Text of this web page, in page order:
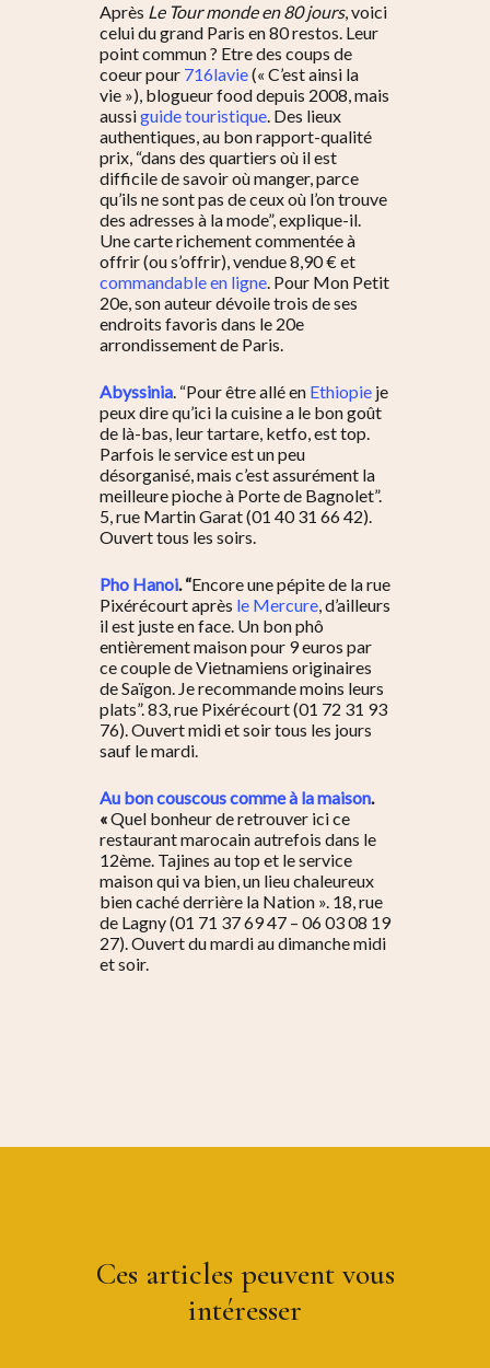
Après Le Tour monde en 80 jours, voici
celui du grand Paris en 80 restos. Leur
point commun ? Etre des coups de
coeur pour 716lavie(« C’est ainsi la
vie »), blogueur food depuis 2008, mais
aussiguide touristique. Des lieux
authentiques, au bon rapport-qualité
prix, “dans des quartiers où il est
difficile de savoir où manger, parce
qu’ils ne sont pas de ceux où l’on trouve
des adresses à la mode”, explique-il.
Une carte richement commentée à
offrir (ou s’offrir), vendue 8,90 € et
commandable en ligne. Pour Mon Petit
20e, son auteur dévoile trois de ses
endroits favoris dans le 20e
arrondissement de Paris.
Abyssinia. “Pour être allé en Ethiopieje
peux dire qu’ici la cuisine a le bon goût
de là-bas, leur tartare, ketfo, est top.
Parfois le service est un peu
désorganisé, mais c’est assurément la
meilleure pioche à Porte de Bagnolet”.
5, rue Martin Garat (01 40 31 66 42).
Ouvert tous les soirs.
Pho Hanoi. “Encore une pépite de la rue
Pixérécourt après le Mercure, d’ailleurs
il est juste en face. Un bon phô
entièrement maison pour 9 euros par
ce couple de Vietnamiens originaires
de Saïgon. Je recommande moins leurs
plats”. 83, rue Pixérécourt (01 72 31 93
76). Ouvert midi et soir tous les jours
sauf le mardi.
Au bon couscous comme à la maison.
«Quel bonheur de retrouver ici ce
restaurant marocain autrefois dans le
12ème. Tajines au top et le service
maison qui va bien, un lieu chaleureux
bien caché derrière la Nation ». 18, rue
de Lagny (01 71 37 69 47 – 06 03 08 19
27). Ouvert du mardi au dimanche midi
et soir.
Ces articles peuvent vous
intéresser